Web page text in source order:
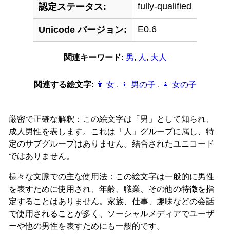
認定ステータス: fully-qualified
Unicode バージョン: E0.6
関連キーワード: 男, 人 , 大人
関連する絵文字: 👩 女 , 👦 男の子 , 👧 女の子
厳密で正確な解釈：この絵文字は「男」として知られ、
成人男性を表します。これは「人」グループに属し、特
定のサブグループはありません。結合されたユニコード
ではありません。
様々な文脈での主な使用法：この絵文字は一般的に男性
を表すために使用され、年齢、職業、その他の特徴を指
定することはありません。家族、仕事、趣味などの会話
で使用されることが多く、ソーシャルメディアでユーザ
ーや他の男性を表すためにも一般的です。